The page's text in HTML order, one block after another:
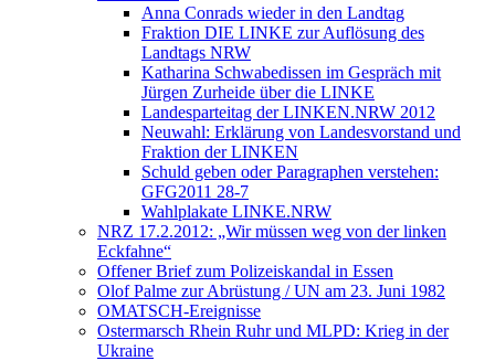
Anna Conrads wieder in den Landtag
Fraktion DIE LINKE zur Auflösung des
Landtags NRW
Katharina Schwabedissen im Gespräch mit
Jürgen Zurheide über die LINKE
Landesparteitag der LINKEN.NRW 2012
Neuwahl: Erklärung von Landesvorstand und
Fraktion der LINKEN
Schuld geben oder Paragraphen verstehen:
GFG2011 28-7
Wahlplakate LINKE.NRW
NRZ 17.2.2012: „Wir müssen weg von der linken
Eckfahne“
Offener Brief zum Polizeiskandal in Essen
Olof Palme zur Abrüstung / UN am 23. Juni 1982
OMATSCH-Ereignisse
Ostermarsch Rhein Ruhr und MLPD: Krieg in der
Ukraine